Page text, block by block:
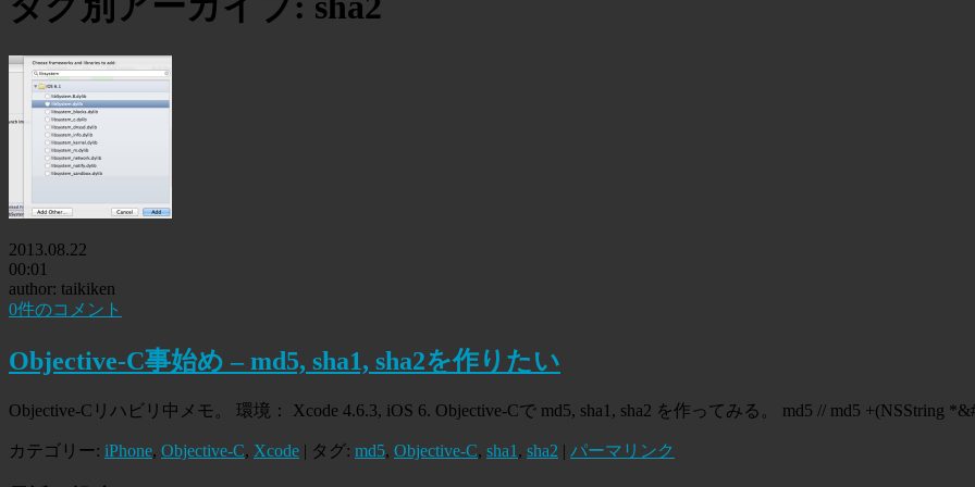
2013.08.22
00:01
author: taikiken
0件のコメント
Objective-C事始め – md5, sha1, sha2を作りたい
Objective-Cリハビリ中メモ。 環境： Xcode 4.6.3, iOS 6. Objective-Cで md5, sha1, sha2 を作ってみる。 md5 // md5 +(NSString
カテゴリー: iPhone, Objective-C, Xcode | タグ: md5, Objective-C, sha1 , sha2 | パーマリンク